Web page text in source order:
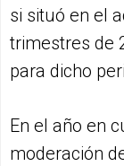
si situó en el
trimestres de
para dicho
En el año en
moderación